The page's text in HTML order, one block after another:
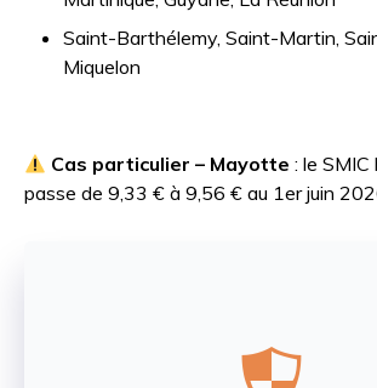
Saint-Barthélemy, Saint-Martin,
Miquelon
Cas particulier – Mayotte : le
passe de 9,33 € à 9,56 € au 1er juin